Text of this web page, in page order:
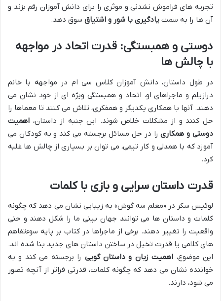
تجربه های فراموش نشدنی و موثری را برای دانش آموزان رقم بزند و
آن ها را به سمت یادگیری با شور و اشتیاق سوق دهد.
دوستی و همبستگی: قدرت اتحاد در مواجهه
با چالش ها
در طول داستان، دانش آموزان کلاس سی ام در مواجهه با خانم
درازیلم و ماجراهای او، اتحاد و همبستگی ویژه ای از خود نشان می
دهند. آنها با همکاری یکدیگر و همفکری، تلاش می کنند تا معماها را
حل کنند و از مشکلات خلاص شوند. این جنبه از داستان، اهمیت
دوستی و همکاریرا در حل مسائل برجسته می کند و به کودکان می
آموزد که با همدلی و کار تیمی، می توان بر بسیاری از چالش ها غلبه
کرد.
قدرت داستان سرایی و بازی با کلمات
لوئیس سکر در «معلم سه گوش» به زیبایی نشان می دهد که چگونه
کلمات و داستان ها می توانند جهان بینی ما را شکل دهند و حتی
واقعیت را تغییر دهند. برخی از ماجراها در کتاب بر پایه سوءتفاهم
های کلامی یا قدرت تخیل در ساختن داستان های جدید بنا شده اند.
این موضوع، اهمیت زبان و داستان گویی را برجسته می کند و به
خواننده نشان می دهد که چگونه کلمات، قدرتی فراتر از آنچه تصور
می شود، دارند.